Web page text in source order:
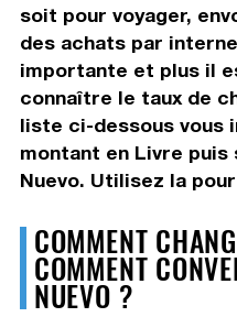
soit pour voyager,
des achats par
importante et plus il
connaître le taux de
liste ci-dessous vous
montant en Livre puis
Nuevo. Utilisez la
COMMENT
COMMENT
NUEVO ?